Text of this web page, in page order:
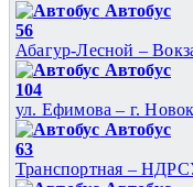
Автобус
56
Абагур-Лесной –
Автобус
104
ул. Ефимова – г.
Автобус
63
Транспортная –